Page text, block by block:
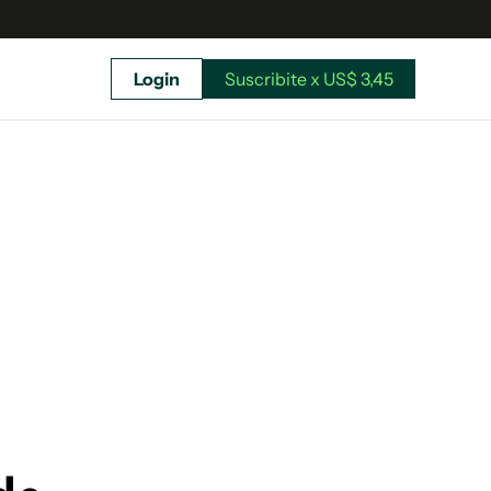
Login Suscribite x US$ 3,45